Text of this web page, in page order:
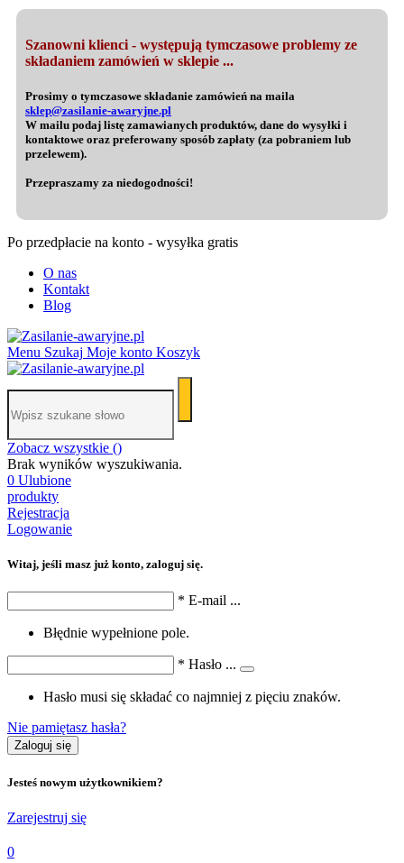
Szanowni klienci - występują tymczasowe problemy ze
składaniem zamówień w sklepie ...
Prosimy o tymczasowe składanie zamówień na maila
sklep@zasilanie-awaryjne.pl
W mailu podaj listę zamawianych produktów, dane do wysyłki i
kontaktowe oraz preferowany sposób zapłaty (za pobraniem lub
przelewem).
Przepraszamy za niedogodności!
Po przedpłacie na konto - wysyłka gratis
O nas
Kontakt
Blog
Menu Szukaj Moje konto Koszyk
Zobacz wszystkie ()
Brak wyników wyszukiwania.
0 Ulubione
produkty
Rejestracja
Logowanie
Witaj, jeśli masz już konto, zaloguj się.
* E-mail ...
Błędnie wypełnione pole.
* Hasło ...
Hasło musi się składać co najmniej z pięciu znaków.
Nie pamiętasz hasła?
Zaloguj się
Jesteś nowym użytkownikiem?
Zarejestruj się
0